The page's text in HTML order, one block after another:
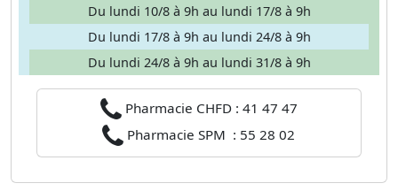
Du lundi 10/8 à 9h au lundi 17/8 à 9h
Du lundi 17/8 à 9h au lundi 24/8 à 9h
Du lundi 24/8 à 9h au lundi 31/8 à 9h
Pharmacie CHFD : 41 47 47
Pharmacie SPM : 55 28 02